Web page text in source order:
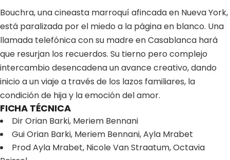
Bouchra, una cineasta marroquí afincada en Nueva York,
está paralizada por el miedo a la página en blanco. Una
llamada telefónica con su madre en Casablanca hará
que resurjan los recuerdos. Su tierno pero complejo
intercambio desencadena un avance creativo, dando
inicio a un viaje a través de los lazos familiares, la
condición de hija y la emoción del amor.
FICHA TÉCNICA
DirOrian Barki, Meriem Bennani
GuiOrian Barki, Meriem Bennani, Ayla Mrabet
ProdAyla Mrabet, Nicole Van Straatum, Octavia